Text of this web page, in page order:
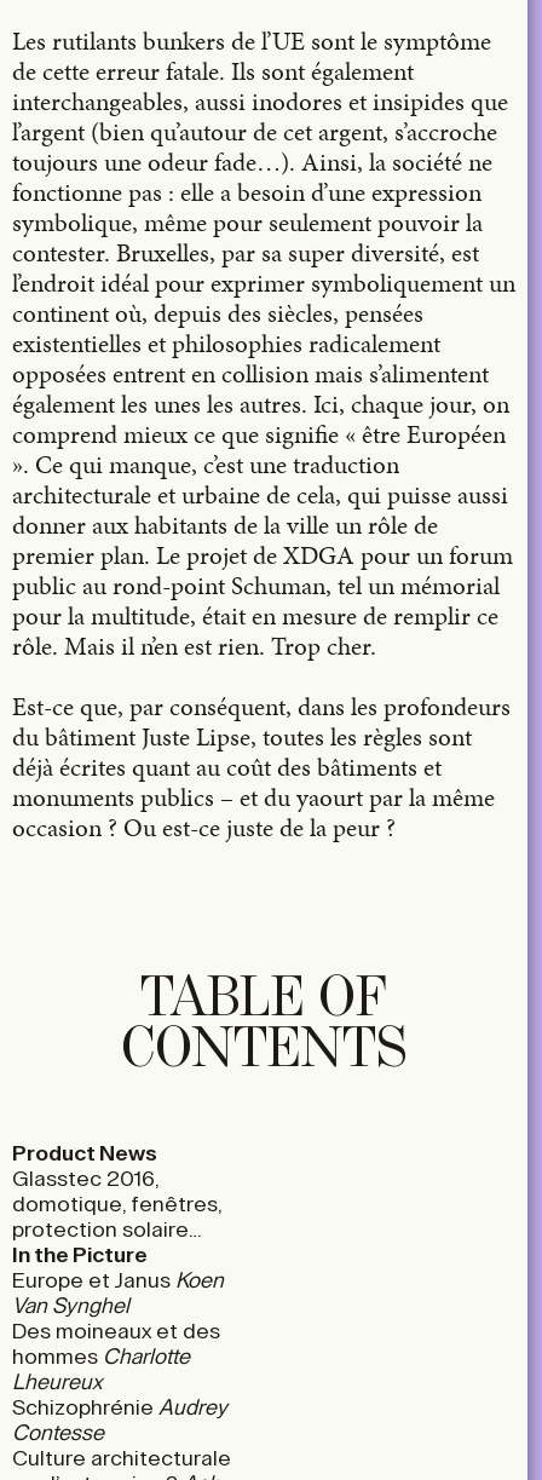
Les rutilants bunkers de l’UE sont le symptôme
de cette erreur fatale. Ils sont également
interchangeables, aussi inodores et insipides que
l’argent (bien qu’autour de cet argent, s’accroche
toujours une odeur fade…). Ainsi, la société ne
fonctionne pas : elle a besoin d’une expression
symbolique, même pour seulement pouvoir la
contester. Bruxelles, par sa super diversité, est
l’endroit idéal pour exprimer symboliquement un
continent où, depuis des siècles, pensées
existentielles et philosophies radicalement
opposées entrent en collision mais s’alimentent
également les unes les autres. Ici, chaque jour, on
comprend mieux ce que signifie « être Européen
». Ce qui manque, c’est une traduction
architecturale et urbaine de cela, qui puisse aussi
donner aux habitants de la ville un rôle de
premier plan. Le projet de XDGA pour un forum
public au rond-point Schuman, tel un mémorial
pour la multitude, était en mesure de remplir ce
rôle. Mais il n’en est rien. Trop cher.
Est-ce que, par conséquent, dans les profondeurs
du bâtiment Juste Lipse, toutes les règles sont
déjà écrites quant au coût des bâtiments et
monuments publics – et du yaourt par la même
occasion ? Ou est-ce juste de la peur ?
TABLE OF
CONTENTS
Product News
Glasstec 2016,
domotique, fenêtres,
protection solaire…
In the Picture
Europe et Janus Koen
Van Synghel
Des moineaux et des
hommes Charlotte
Lheureux
Schizophrénie Audrey
Contesse
Culture architecturale